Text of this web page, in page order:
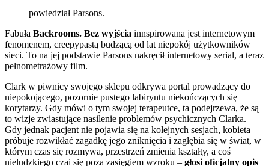
powiedział Parsons.
Fabuła Backrooms. Bez wyjścia innspirowana jest internetowym
fenomenem, creepypastą budzącą od lat niepokój użytkowników
sieci. To na jej podstawie Parsons nakręcił internetowy serial, a teraz
pełnometrażowy film.
Clark w piwnicy swojego sklepu odkrywa portal prowadzący do
niepokojącego, pozornie pustego labiryntu niekończących się
korytarzy. Gdy mówi o tym swojej terapeutce, ta podejrzewa, że są
to wizje zwiastujące nasilenie problemów psychicznych Clarka.
Gdy jednak pacjent nie pojawia się na kolejnych sesjach, kobieta
próbuje rozwikłać zagadkę jego zniknięcia i zagłębia się w świat, w
którym czas się rozmywa, przestrzeń zmienia kształty, a coś
nieludzkiego czai się poza zasięgiem wzroku – głosi oficjalny opis